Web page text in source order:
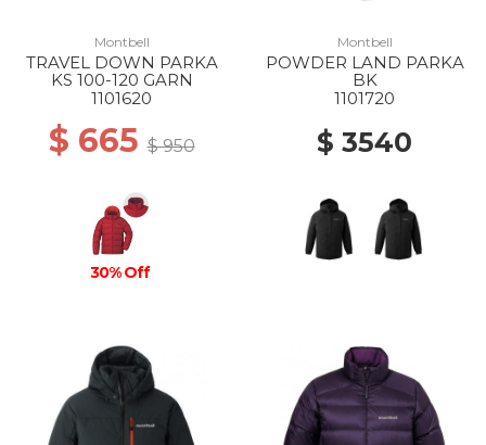
Montbell
TRAVEL DOWN PARKA
KS 100-120 GARN
1101620
$ 665$ 950
30% Off
Montbell
POWDER LAND PARKA
BK
1101720
$ 3540